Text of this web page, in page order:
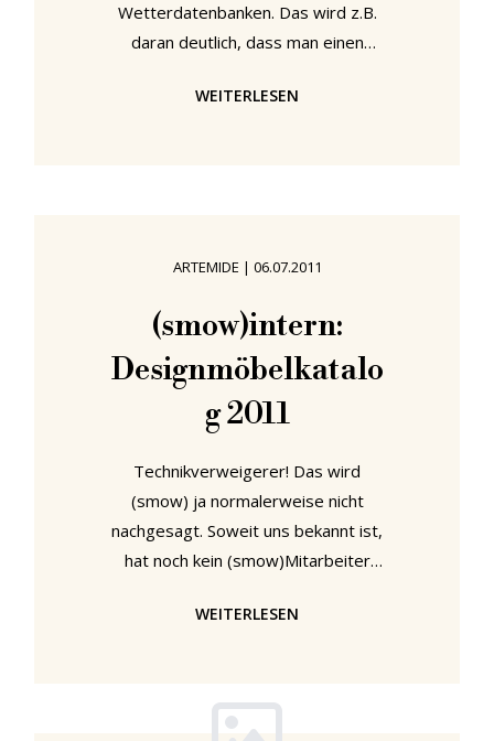
Wetterdatenbanken. Das wird z.B.
daran deutlich, dass man einen
braucht, wie das Wetter im Juli vor
Ernte war. Mit Designjournalisten ist
das ähnlich. Summaery 2010 konnte
sein Versprechen halten und war
sehr "summery". Summaery
WEITERLESEN
ARTEMIDE | 06.07.2011
(smow)intern:
Designmöbelkatalo
g 2011
Technikverweigerer! Das wird
(smow) ja normalerweise nicht
nachgesagt. Soweit uns bekannt ist,
hat noch kein (smow)Mitarbeiter
W-LAN Zugang gekappt um gegen
Lebensbereiche zu protestieren.
WEITERLESEN